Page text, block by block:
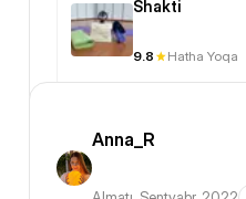
Shakti
9.8 Hatha Yoqa
Anna_R